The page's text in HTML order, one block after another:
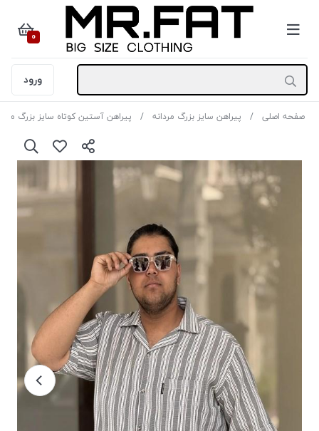
0
ورود
صفحه اصلی پیراهن سایز بزرگ مردانه پیراهن آستین کوتاه سایز بزرگ